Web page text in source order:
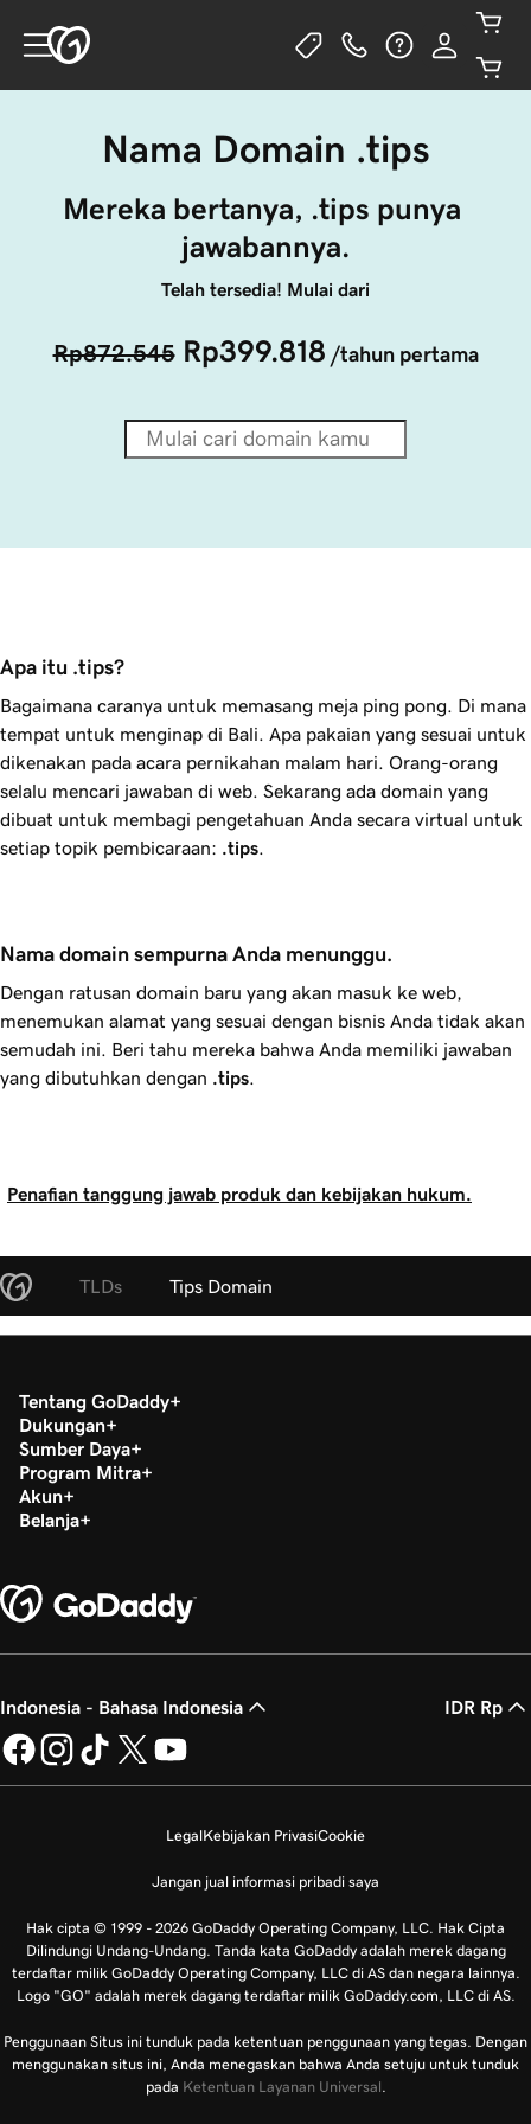
Nama Domain .tips
Mereka bertanya, .tips punya
jawabannya.
Telah tersedia! Mulai dari
Rp872.545 Rp399.818 /tahun pertama
Apa itu .tips?
Bagaimana caranya untuk memasang meja ping pong. Di mana
tempat untuk menginap di Bali. Apa pakaian yang sesuai untuk
dikenakan pada acara pernikahan malam hari. Orang-orang
selalu mencari jawaban di web. Sekarang ada domain yang
dibuat untuk membagi pengetahuan Anda secara virtual untuk
setiap topik pembicaraan: .tips
Nama domain sempurna Anda menunggu.
Dengan ratusan domain baru yang akan masuk ke web,
menemukan alamat yang sesuai dengan bisnis Anda tidak akan
semudah ini. Beri tahu mereka bahwa Anda memiliki jawaban
yang dibutuhkan dengan .tips
Penafian tanggung jawab produk dan kebijakan hukum.
TLDs Tips Domain
Tentang GoDaddy
Dukungan
Sumber Daya
Program Mitra
Akun
Belanja
Indonesia - Bahasa Indonesia IDR Rp
LegalKebijakan PrivasiCookie
Jangan jual informasi pribadi saya
Hak cipta © 1999 - 2026 GoDaddy Operating Company, LLC. Hak Cipta
Dilindungi Undang-Undang. Tanda kata GoDaddy adalah merek dagang
terdaftar milik GoDaddy Operating Company, LLC di AS dan negara lainnya.
Logo "GO" adalah merek dagang terdaftar milik GoDaddy.com, LLC di AS.
Penggunaan Situs ini tunduk pada ketentuan penggunaan yang tegas. Dengan
menggunakan situs ini, Anda menegaskan bahwa Anda setuju untuk tunduk
pada Ketentuan Layanan Universal.